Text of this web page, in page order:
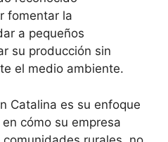
fomentar la
a pequeños
su producción sin
el medio ambiente.
Catalina es su enfoque
cómo su empresa